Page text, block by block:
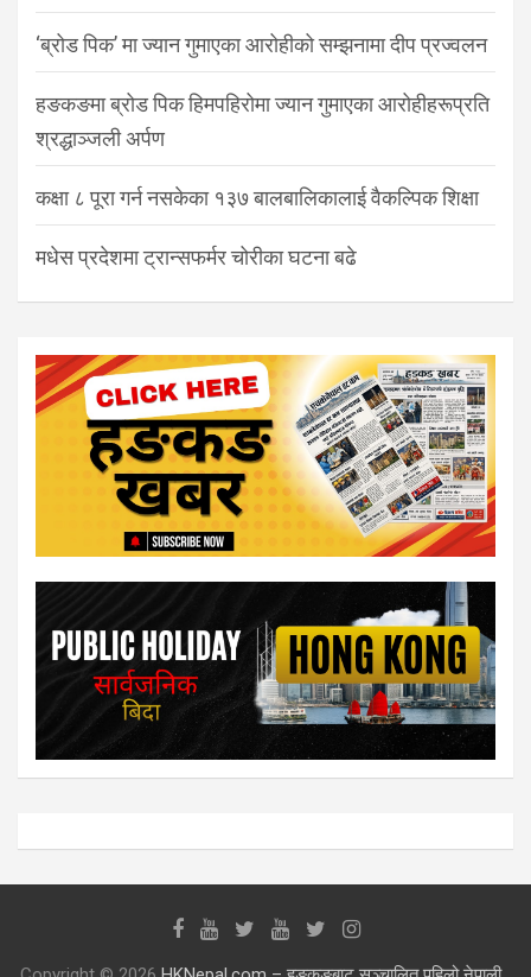
‘ब्रोड पिक’ मा ज्यान गुमाएका आरोहीको सम्झनामा दीप प्रज्वलन
हङकङमा ब्रोड पिक हिमपहिरोमा ज्यान गुमाएका आरोहीहरूप्रति
श्रद्धाञ्जली अर्पण
कक्षा ८ पूरा गर्न नसकेका १३७ बालबालिकालाई वैकल्पिक शिक्षा
मधेस प्रदेशमा ट्रान्सफर्मर चोरीका घटना बढे